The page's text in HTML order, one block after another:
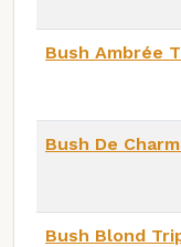
Bush Ambrée
Bush De
Bush Blond